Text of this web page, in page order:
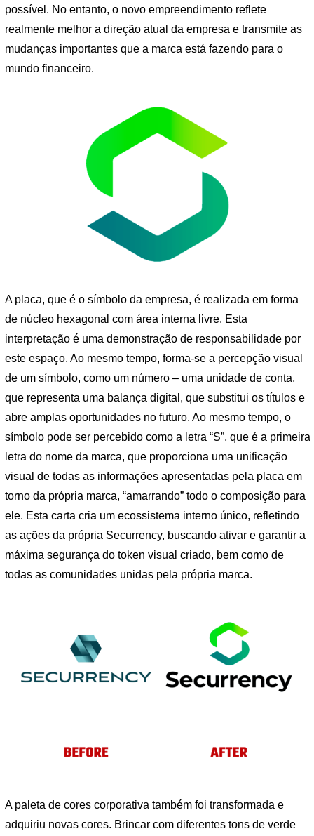
possível. No entanto, o novo empreendimento reflete
realmente melhor a direção atual da empresa e transmite as
mudanças importantes que a marca está fazendo para o
mundo financeiro.
A placa, que é o símbolo da empresa, é realizada em forma
de núcleo hexagonal com área interna livre. Esta
interpretação é uma demonstração de responsabilidade por
este espaço. Ao mesmo tempo, forma-se a percepção visual
de um símbolo, como um número – uma unidade de conta,
que representa uma balança digital, que substitui os títulos e
abre amplas oportunidades no futuro. Ao mesmo tempo, o
símbolo pode ser percebido como a letra “S”, que é a primeira
letra do nome da marca, que proporciona uma unificação
visual de todas as informações apresentadas pela placa em
torno da própria marca, “amarrando” todo o composição para
ele. Esta carta cria um ecossistema interno único, refletindo
as ações da própria Securrency, buscando ativar e garantir a
máxima segurança do token visual criado, bem como de
todas as comunidades unidas pela própria marca.
A paleta de cores corporativa também foi transformada e
adquiriu novas cores. Brincar com diferentes tons de verde